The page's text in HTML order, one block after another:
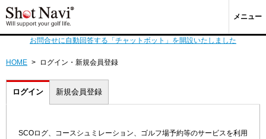
メニュー
お問合せに自動回答する「チャットボット」を開設いたしました
HOME > ログイン・新規会員登録
ログイン 新規会員登録
SCOログ、コースシュミレーション、ゴルフ場予約等のサービスを利用